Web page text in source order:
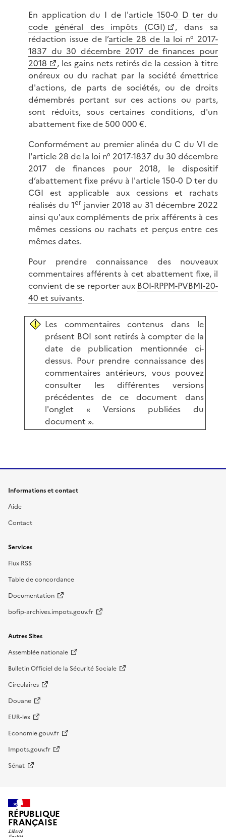
En application du I de l'article 150-0 D ter du
code général des impôts (CGI)
, dans sa
rédaction issue de l’article 28 de la loi n° 2017-
1837 du 30 décembre 2017 de finances pour
2018
, les gains nets retirés de la cession à titre
onéreux ou du rachat par la société émettrice
d'actions, de parts de sociétés, ou de droits
démembrés portant sur ces actions ou parts,
sont réduits, sous certaines conditions, d'un
abattement fixe de 500 000 €.
Conformément au premier alinéa du C du VI de
l'article 28 de la loi n° 2017-1837 du 30 décembre
2017 de finances pour 2018, le dispositif
d’abattement fixe prévu à l'article 150-0 D ter du
CGI est applicable aux cessions et rachats
réalisés du 1er janvier 2018 au 31 décembre 2022
ainsi qu'aux compléments de prix afférents à ces
mêmes cessions ou rachats et perçus entre ces
mêmes dates.
Pour prendre connaissance des nouveaux
commentaires afférents à cet abattement fixe, il
convient de se reporter aux BOI-RPPM-PVBMI-20-
40 et suivants.
Les commentaires contenus dans le
présent BOI sont retirés à compter de la
date de publication mentionnée ci-
dessus. Pour prendre connaissance des
commentaires antérieurs, vous pouvez
consulter les différentes versions
précédentes de ce document dans
l'onglet « Versions publiées du
document ».
Informations et contact
Aide
Contact
Services
Flux RSS
Table de concordance
Documentation
bofip-archives.impots.gouv.fr
Autres Sites
Assemblée nationale
Bulletin Officiel de la Sécurité Sociale
Circulaires
Douane
EUR-lex
Economie.gouv.fr
Impots.gouv.fr
Sénat
RÉPUBLIQUE
FRANÇAISE